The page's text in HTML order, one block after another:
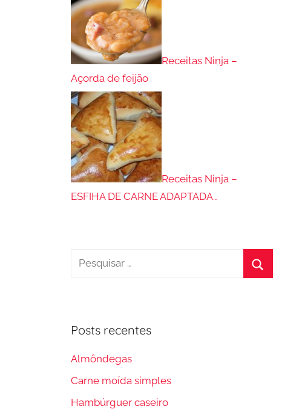
Receitas Ninja –
Açorda de feijão
Receitas Ninja –
ESFIHA DE CARNE ADAPTADA…
Pesquisar
Posts recentes
Almôndegas
Carne moída simples
Hambúrguer caseiro